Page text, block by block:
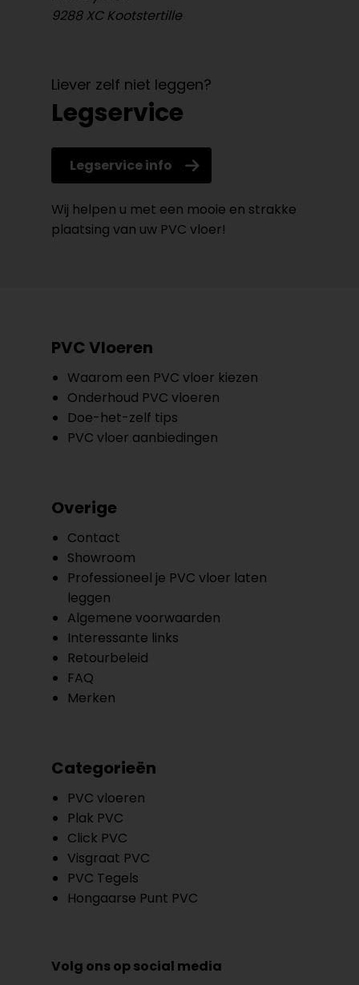
9288 XC Kootstertille
Liever zelf niet leggen?
Legservice
Legservice info
Wij helpen u met een mooie en strakke
plaatsing van uw PVC vloer!
PVC Vloeren
Waarom een PVC vloer kiezen
Onderhoud PVC vloeren
Doe-het-zelf tips
PVC vloer aanbiedingen
Overige
Contact
Showroom
Professioneel je PVC vloer laten
leggen
Algemene voorwaarden
Interessante links
Retourbeleid
FAQ
Merken
Categorieën
PVC vloeren
Plak PVC
Click PVC
Visgraat PVC
PVC Tegels
Hongaarse Punt PVC
Volg ons op social media